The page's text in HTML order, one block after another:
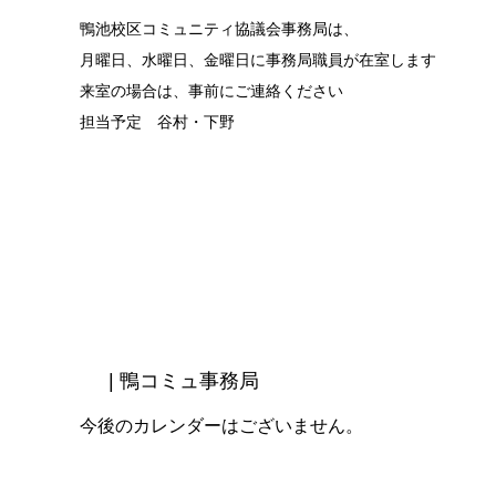
鴨池校区コミュニティ協議会事務局は、
月曜日、水曜日、金曜日に事務局職員が在室します
来室の場合は、事前にご連絡ください
担当予定 谷村・下野
| 鴨コミュ事務局
今後のカレンダーはございません。